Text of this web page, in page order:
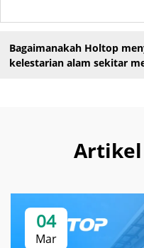
Bagaimanakah Holtop
kelestarian alam sekitar
04
Mar